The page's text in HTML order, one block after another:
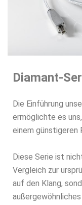
Diamant-
Die Einführung
ermöglichte es
einem günstigeren
Diese Serie ist
Vergleich zur
auf den Klang,